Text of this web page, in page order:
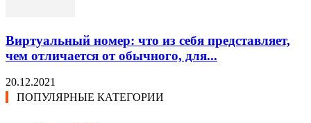
Виртуальный номер: что из себя представляет,
чем отличается от обычного, для...
20.12.2021
ПОПУЛЯРНЫЕ КАТЕГОРИИ